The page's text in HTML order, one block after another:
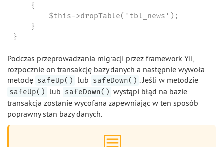
    {
        $this->dropTable('tbl_news');
    }
}
Podczas przeprowadzania migracji przez framework Yii,
rozpocznie on transakcję bazy danych a następnie wywoła
metodę safeUp() lub safeDown() . Jeśli w metodzie
safeUp() lub safeDown() wystąpi błąd na bazie
transakcja zostanie wycofana zapewniając w ten sposób
poprawny stan bazy danych.